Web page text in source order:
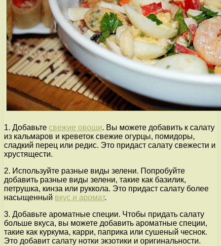
1. Добавьте свежие овощи. Вы можете добавить к салату
из кальмаров и креветок свежие огурцы, помидоры,
сладкий перец или редис. Это придаст салату свежести и
хрустящести.
2. Используйте разные виды зелени. Попробуйте
добавить разные виды зелени, такие как базилик,
петрушка, кинза или руккола. Это придаст салату более
насыщенный вкус и аромат.
3. Добавьте ароматные специи. Чтобы придать салату
больше вкуса, вы можете добавить ароматные специи,
такие как куркума, карри, паприка или сушеный чеснок.
Это добавит салату нотки экзотики и оригинальности.